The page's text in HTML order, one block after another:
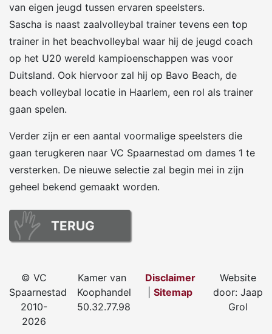
van eigen jeugd tussen ervaren speelsters.
Sascha is naast zaalvolleybal trainer tevens een top
trainer in het beachvolleybal waar hij de jeugd coach
op het U20 wereld kampioenschappen was voor
Duitsland. Ook hiervoor zal hij op Bavo Beach, de
beach volleybal locatie in Haarlem, een rol als trainer
gaan spelen.
Verder zijn er een aantal voormalige speelsters die
gaan terugkeren naar VC Spaarnestad om dames 1 te
versterken. De nieuwe selectie zal begin mei in zijn
geheel bekend gemaakt worden.
TERUG
© VC
Spaarnestad
2010-
2026
Kamer van
Koophandel
50.32.77.98
Disclaimer
Sitemap
Website
door: Jaap
Grol